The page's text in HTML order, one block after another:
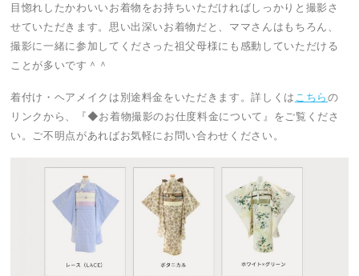
目惚れしたかわいいお着物をお持ちいただければしっかりと撮影さ
せていただきます。思い出深いお着物だと、ママさんはもちろん、
撮影に一緒に参加してくださった祖父母様にも感動していただける
ことが多いです＾＾
着付け・ヘアメイクは別途料金をいただきます。詳しくは こちらの
リンクから、『◆お着物撮影のお仕度料金について』をご覧くださ
い。ご不明点があればお気軽にお問い合わせください。